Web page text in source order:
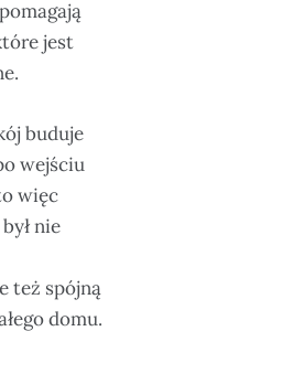
jest
buduje
wejściu
więc
nie
też spójną
domu.